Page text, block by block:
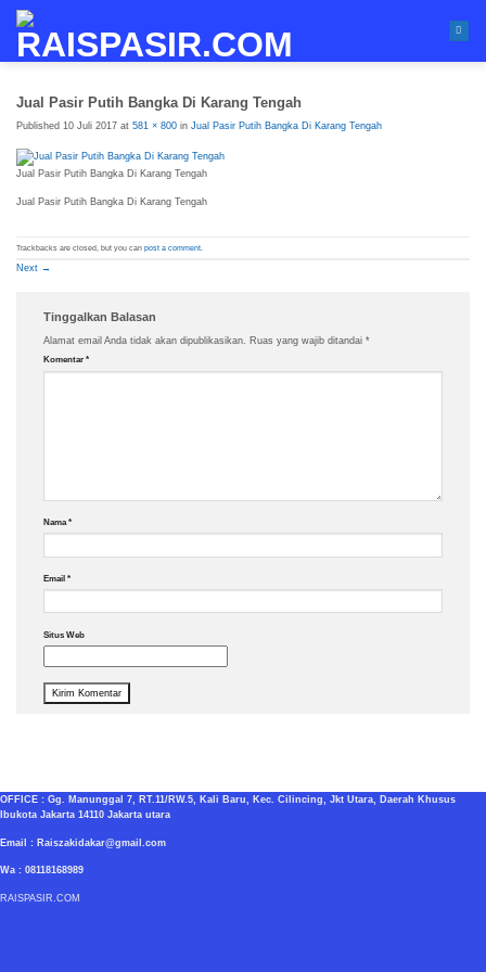
content
Jual Pasir Putih Bangka Di Karang Tengah
Published 10 Juli 2017 at 581 × 800 in Jual Pasir Putih Bangka Di Karang Tengah
Jual Pasir Putih Bangka Di Karang Tengah
Jual Pasir Putih Bangka Di Karang Tengah
Trackbacks are closed, but you can post a comment.
Next →
Tinggalkan Balasan
Alamat email Anda tidak akan dipublikasikan. Ruas yang wajib ditandai *
Komentar *
Nama*
Email *
Situs Web
OFFICE : Gg. Manunggal 7, RT.11/RW.5, Kali Baru, Kec. Cilincing, Jkt Utara, Daerah Khusus
Ibukota Jakarta 14110 Jakarta utara
Email : Raiszakidakar@gmail.com
Wa : 08118168989
RAISPASIR.COM